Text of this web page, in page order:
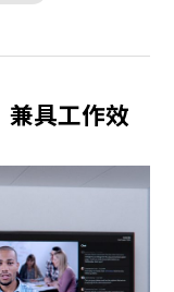
兼具工作效